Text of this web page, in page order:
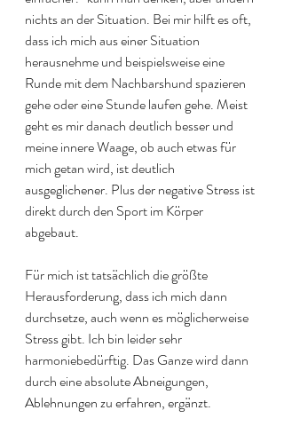
nichts an der Situation. Bei mir hilft es oft,
dass ich mich aus einer Situation
herausnehme und beispielsweise eine
Runde mit dem Nachbarshund spazieren
gehe oder eine Stunde laufen gehe. Meist
geht es mir danach deutlich besser und
meine innere Waage, ob auch etwas für
mich getan wird, ist deutlich
ausgeglichener. Plus der negative Stress ist
direkt durch den Sport im Körper
abgebaut.
Für mich ist tatsächlich die größte
Herausforderung, dass ich mich dann
durchsetze, auch wenn es möglicherweise
Stress gibt. Ich bin leider sehr
harmoniebedürftig. Das Ganze wird dann
durch eine absolute Abneigungen,
Ablehnungen zu erfahren, ergänzt.